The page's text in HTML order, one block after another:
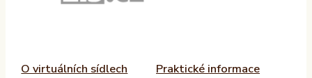
O virtuálních sídlech
Praktické informace